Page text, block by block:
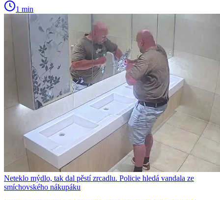
1 min
Neteklo mýdlo, tak dal pěstí zrcadlu. Policie hledá vandala ze
smíchovského nákupáku